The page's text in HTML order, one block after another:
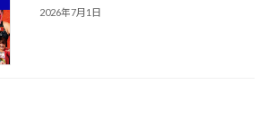
2026年7月1日